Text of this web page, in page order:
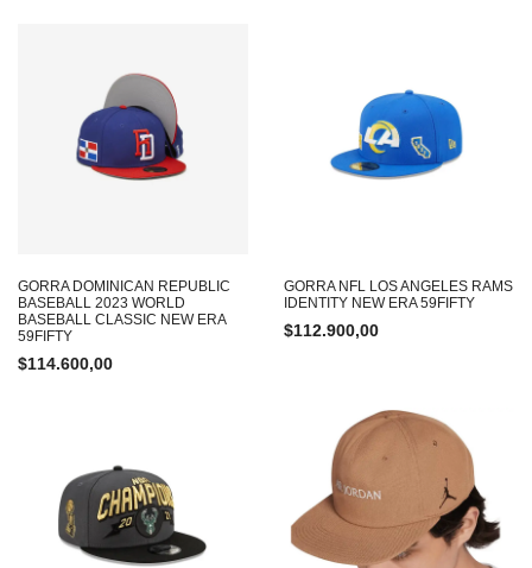
GORRA DOMINICAN REPUBLIC
BASEBALL 2023 WORLD
BASEBALL CLASSIC NEW ERA
59FIFTY
$114.600,00
GORRA NFL LOS ANGELES RAMS
IDENTITY NEW ERA 59FIFTY
$112.900,00